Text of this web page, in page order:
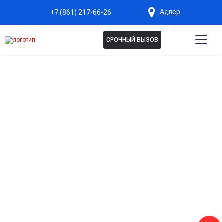
+7 (861) 217-66-26 Адлер
СРОЧНЫЙ ВЫЗОВ